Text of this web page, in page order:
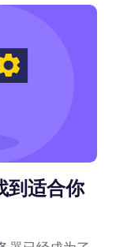
到适合你